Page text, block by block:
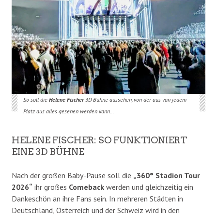
So soll die Helene Fischer3D Bühne aussehen, von der aus von jedem
Platz aus alles gesehen werden kann…
HELENE FISCHER: SO FUNKTIONIERT
EINE 3D BÜHNE
Nach der großen Baby-Pause soll die „360° Stadion Tour
2026“ ihr großes Comeback werden und gleichzeitig ein
Dankeschön an ihre Fans sein. In mehreren Städten in
Deutschland, Österreich und der Schweiz wird in den